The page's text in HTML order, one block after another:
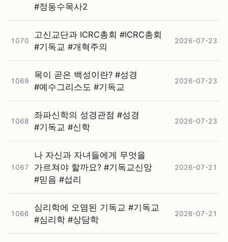
#⁠정동수목사2
1070
고신교단과 ICRC총회 #⁠ICRC총회
#⁠기독교 #⁠개혁주의
2026-07-23
1069
목이 곧은 백성이란? #⁠성경
#⁠예수그리스도 #⁠기독교
2026-07-23
1068
좌파신학의 성경관점 #⁠성경
#⁠기독교 #⁠신학
2026-07-23
1067
나 자신과 자녀들에게 무엇을
가르쳐야 할까요? #⁠기독교신앙
#⁠믿음 #⁠섭리
2026-07-21
1066
심리학에 오염된 기독교 #⁠기독교
#⁠심리학 #⁠상담학
2026-07-21